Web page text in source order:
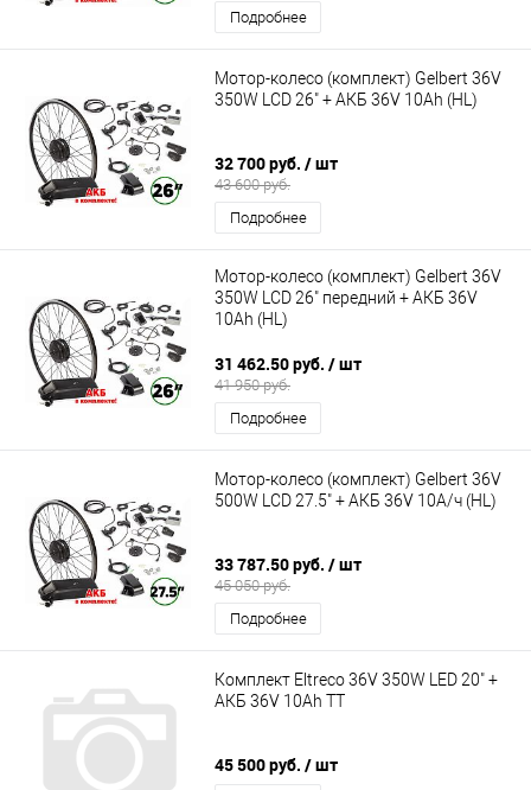
Подробнее
Мотор-колесо (комплект) Gelbert 36V
350W LCD 26" + АКБ 36V 10Ah (HL)
32 700 руб. / шт
43 600 руб.
Подробнее
Мотор-колесо (комплект) Gelbert 36V
350W LCD 26" передний + АКБ 36V
10Ah (HL)
31 462.50 руб. / шт
41 950 руб.
Подробнее
Мотор-колесо (комплект) Gelbert 36V
500W LCD 27.5" + АКБ 36V 10А/ч (HL)
33 787.50 руб. / шт
45 050 руб.
Подробнее
Комплект Eltreco 36V 350W LED 20" +
АКБ 36V 10Ah TT
45 500 руб. / шт